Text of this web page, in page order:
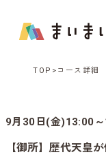
TOP コース詳細
9月30日(金)13:00
【御所】歴代天皇